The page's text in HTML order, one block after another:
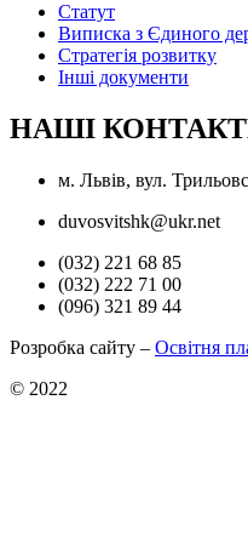
Статут
Виписка з Єдиного
Стратегія розвитку
Інші документи
НАШІ
м. Львів, вул.
duvosvitshk@ukr.net
(032) 221 68 85
(032) 222 71 00
(096) 321 89 44
Розробка сайту – Освітня
© 2022